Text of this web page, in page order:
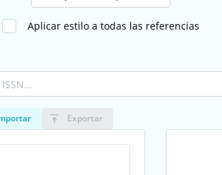
Aplicar estilo a todas las referencias
Exportar